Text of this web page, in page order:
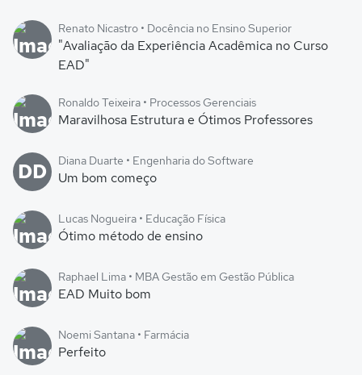
Renato Nicastro • Docência no Ensino Superior
"Avaliação da Experiência Acadêmica no Curso
EAD"
Ronaldo Teixeira • Processos Gerenciais
Maravilhosa Estrutura e Ótimos Professores
DD Diana Duarte • Engenharia do Software
Um bom começo
Lucas Nogueira • Educação Física
Ótimo método de ensino
Raphael Lima • MBA Gestão em Gestão Pública
EAD Muito bom
Noemi Santana • Farmácia
Perfeito